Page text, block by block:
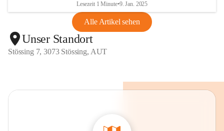
Lesezeit 1 Minute•9. Jan. 2025
Alle Artikel sehen
Unser Standort
Stössing 7, 3073 Stössing, AUT